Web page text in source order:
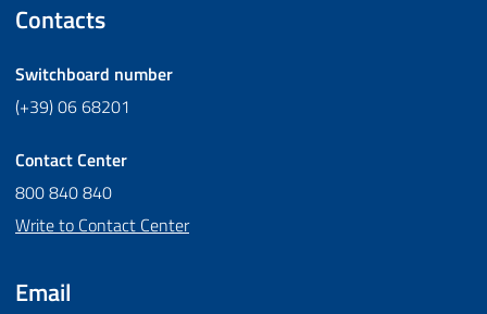
Contacts
Switchboard number
(+39) 06 68201
Contact Center
800 840 840
Write to Contact Center
Email